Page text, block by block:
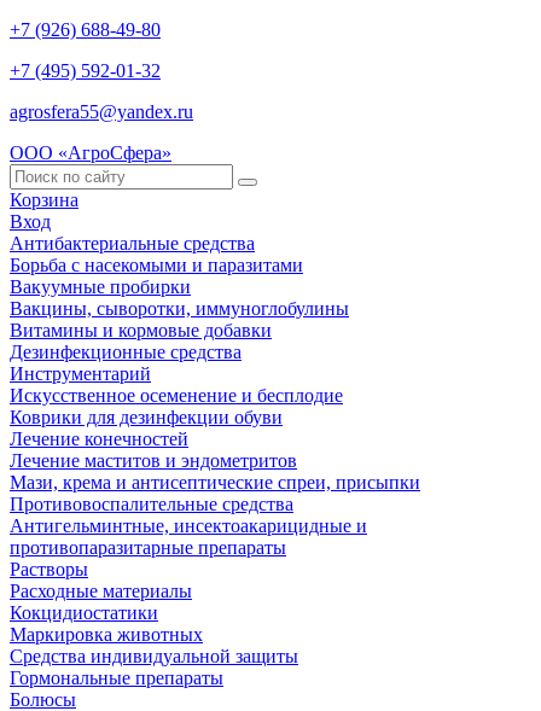
+7 (926) 688-49-80
+7 (495) 592-01-32
agrosfera55@yandex.ru
ООО «АгроСфера»
Корзина
Вход
Антибактериальные средства
Борьба с насекомыми и паразитами
Вакуумные пробирки
Вакцины, сыворотки, иммуноглобулины
Витамины и кормовые добавки
Дезинфекционные средства
Инструментарий
Искусственное осеменение и бесплодие
Коврики для дезинфекции обуви
Лечение конечностей
Лечение маститов и эндометритов
Мази, крема и антисептические спреи, присыпки
Противовоспалительные средства
Антигельминтные, инсектоакарицидные и
противопаразитарные препараты
Растворы
Расходные материалы
Кокцидиостатики
Маркировка животных
Средства индивидуальной защиты
Гормональные препараты
Болюсы